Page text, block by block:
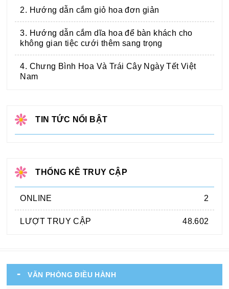
2. Hướng dẫn cắm giỏ hoa đơn giản
3. Hướng dẫn cắm dĩa hoa để bàn khách cho
không gian tiệc cưới thêm sang trọng
4. Chưng Bình Hoa Và Trái Cây Ngày Tết Việt
Nam
TIN TỨC NỔI BẬT
THỐNG KÊ TRUY CẬP
ONLINE 2
LƯỢT TRUY CẬP 48.602
VĂN PHÒNG ĐIỀU HÀNH